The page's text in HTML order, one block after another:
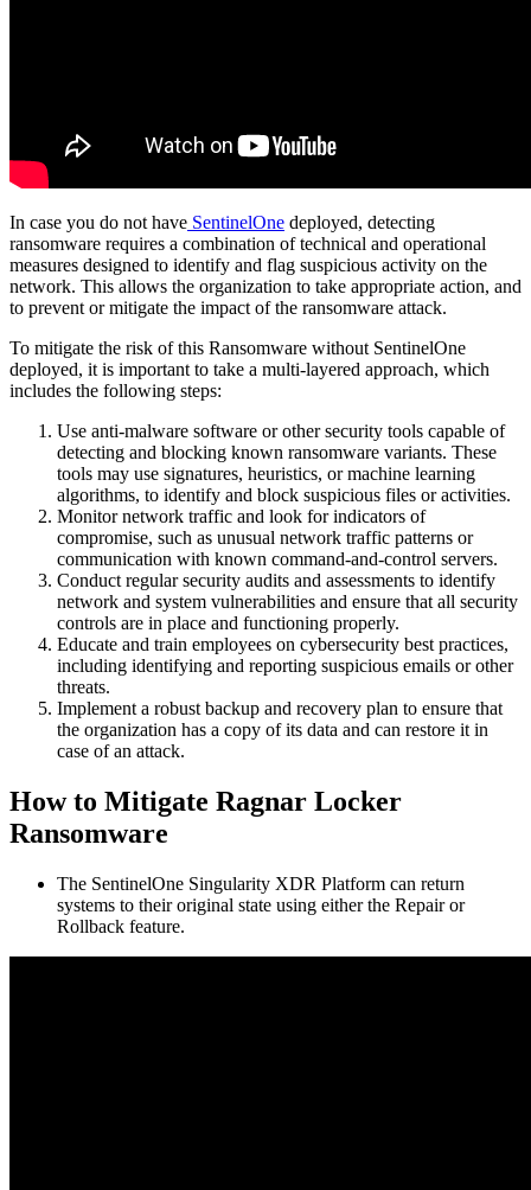
In case you do not have SentinelOne deployed, detecting
ransomware requires a combination of technical and operational
measures designed to identify and flag suspicious activity on the
network. This allows the organization to take appropriate action, and
to prevent or mitigate the impact of the ransomware attack.
To mitigate the risk of this Ransomware without SentinelOne
deployed, it is important to take a multi-layered approach, which
includes the following steps:
Use anti-malware software or other security tools capable of
detecting and blocking known ransomware variants. These
tools may use signatures, heuristics, or machine learning
algorithms, to identify and block suspicious files or activities.
Monitor network traffic and look for indicators of
compromise, such as unusual network traffic patterns or
communication with known command-and-control servers.
Conduct regular security audits and assessments to identify
network and system vulnerabilities and ensure that all security
controls are in place and functioning properly.
Educate and train employees on cybersecurity best practices,
including identifying and reporting suspicious emails or other
threats.
Implement a robust backup and recovery plan to ensure that
the organization has a copy of its data and can restore it in
case of an attack.
How to Mitigate Ragnar Locker
Ransomware
The SentinelOne Singularity XDR Platform can return
systems to their original state using either the Repair or
Rollback feature.